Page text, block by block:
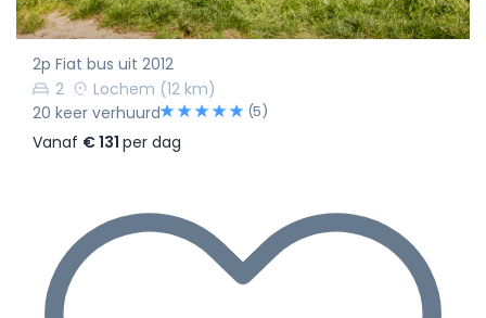
2p Fiat bus uit 2012
2
Lochem (12 km)
20 keer verhuurd
(5)
Vanaf € 131 per dag